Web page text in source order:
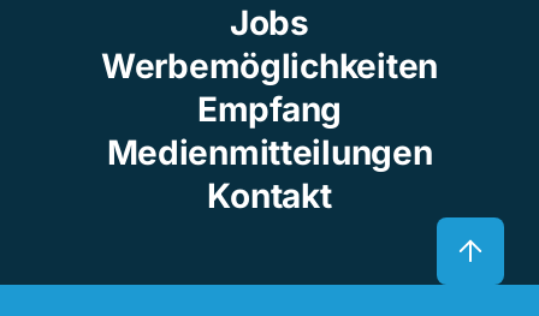
Jobs
Werbemöglichkeiten
Empfang
Medienmitteilungen
Kontakt